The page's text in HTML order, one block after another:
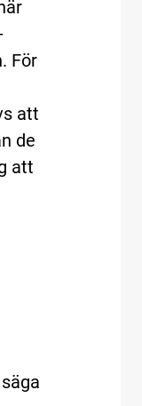
För
att
de
att